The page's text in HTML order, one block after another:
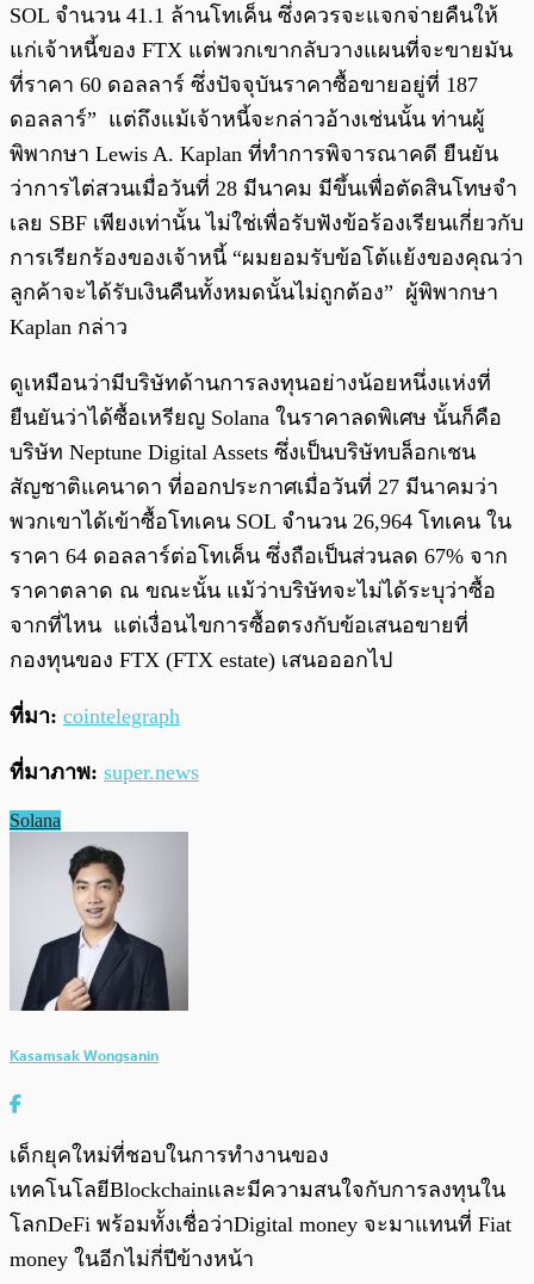
SOL จำนวน 41.1 ล้านโทเค็น ซึ่งควรจะแจกจ่ายคืนให้
แก่เจ้าหนี้ของ FTX แต่พวกเขากลับวางแผนที่จะขายมัน
ที่ราคา 60 ดอลลาร์ ซึ่งปัจจุบันราคาซื้อขายอยู่ที่ 187
ดอลลาร์” แต่ถึงแม้เจ้าหนี้จะกล่าวอ้างเช่นนั้น ท่านผู้
พิพากษา Lewis A. Kaplan ที่ทำการพิจารณาคดี ยืนยัน
ว่าการไต่สวนเมื่อวันที่ 28 มีนาคม มีขึ้นเพื่อตัดสินโทษจำ
เลย SBF เพียงเท่านั้น ไม่ใช่เพื่อรับฟังข้อร้องเรียนเกี่ยวกับ
การเรียกร้องของเจ้าหนี้ “ผมยอมรับข้อโต้แย้งของคุณว่า
ลูกค้าจะได้รับเงินคืนทั้งหมดนั้นไม่ถูกต้อง” ผู้พิพากษา
Kaplan กล่าว
ดูเหมือนว่ามีบริษัทด้านการลงทุนอย่างน้อยหนึ่งแห่งที่
ยืนยันว่าได้ซื้อเหรียญ Solana ในราคาลดพิเศษ นั้นก็คือ
บริษัท Neptune Digital Assets ซึ่งเป็นบริษัทบล็อกเชน
สัญชาติแคนาดา ที่ออกประกาศเมื่อวันที่ 27 มีนาคมว่า
พวกเขาได้เข้าซื้อโทเคน SOL จำนวน 26,964 โทเคน ใน
ราคา 64 ดอลลาร์ต่อโทเค็น ซึ่งถือเป็นส่วนลด 67% จาก
ราคาตลาด ณ ขณะนั้น แม้ว่าบริษัทจะไม่ได้ระบุว่าซื้อ
จากที่ไหน แต่เงื่อนไขการซื้อตรงกับข้อเสนอขายที่
กองทุนของ FTX (FTX estate) เสนอออกไป
ที่มา: cointelegraph
ที่มาภาพ: super.news
Solana
Kasamsak Wongsanin
เด็กยุคใหม่ที่ชอบในการทำงานของ
เทคโนโลยีBlockchainและมีความสนใจกับการลงทุนใน
โลกDeFi พร้อมทั้งเชื่อว่าDigital money จะมาแทนที่ Fiat
money ในอีกไม่กี่ปีข้างหน้า